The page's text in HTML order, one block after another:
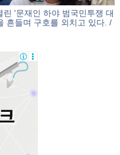
'문재인 하야 범국민투쟁 대
흔들며 구호를 외치고 있다. /